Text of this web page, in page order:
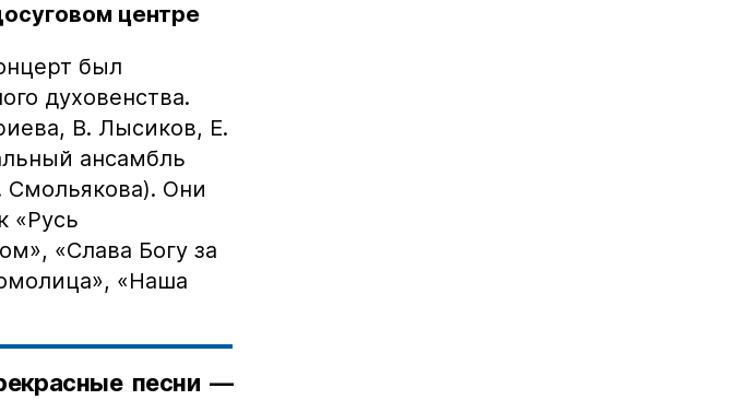
центре
был
духовенства.
В. Лысиков, Е.
ансамбль
Смольякова). Они
«Русь
«Слава Богу за
«Наша
песни —